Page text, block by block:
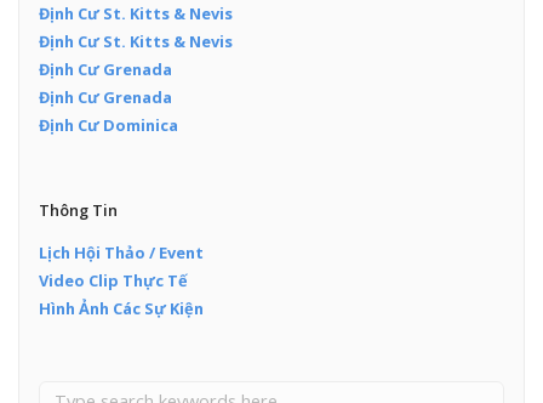
Định Cư St. Kitts & Nevis
Định Cư St. Kitts & Nevis
Định Cư Grenada
Định Cư Grenada
Định Cư Dominica
Thông Tin
Lịch Hội Thảo / Event
Video Clip Thực Tế
Hình Ảnh Các Sự Kiện